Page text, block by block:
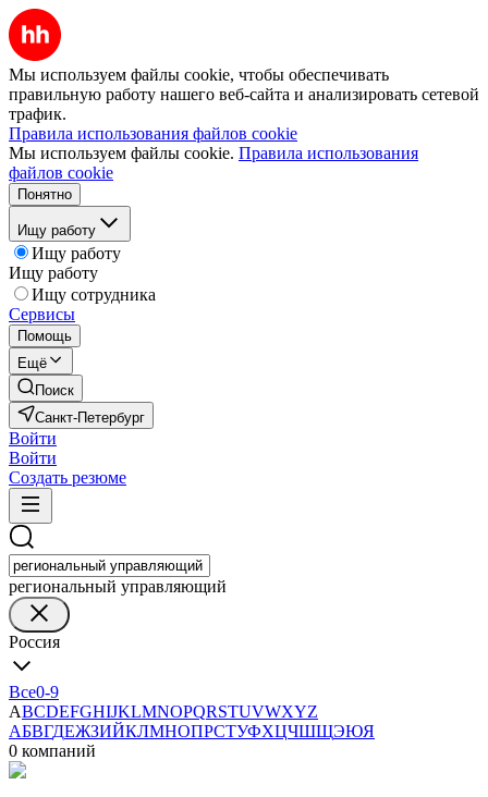
Мы используем файлы cookie, чтобы обеспечивать
правильную работу нашего веб-сайта и анализировать сетевой
трафик.
Правила использования файлов cookie
Мы используем файлы cookie. Правила использования
файлов cookie
Понятно
Ищу работу
Ищу работу
Ищу работу
Ищу сотрудника
Сервисы
Помощь
Ещё
Поиск
Санкт-Петербург
Войти
Войти
Создать резюме
региональный управляющий
Россия
Все0-9
ABCDEFGHIJKLMNOPQRSTUVWXYZ
АБВГДЕЖЗИЙКЛМНОПРСТУФХЦЧШЩЭЮЯ
0 компаний